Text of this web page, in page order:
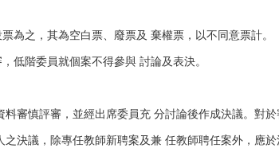
為之，其為空白票、廢票及 棄權票，以不同意票計。
低階委員就個案不得參與 討論及表決。
審慎評審，並經出席委員充 分討論後作成決議。對
決議，除專任教師新聘案及兼 任教師聘任案外，應